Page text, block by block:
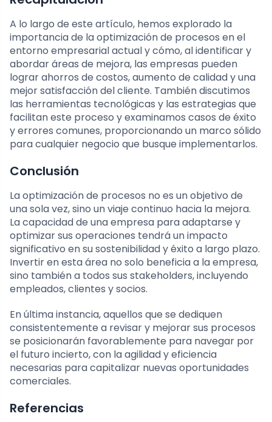
A lo largo de este artículo, hemos explorado la
importancia de la optimización de procesos en el
entorno empresarial actual y cómo, al identificar y
abordar áreas de mejora, las empresas pueden
lograr ahorros de costos, aumento de calidad y una
mejor satisfacción del cliente. También discutimos
las herramientas tecnológicas y las estrategias que
facilitan este proceso y examinamos casos de éxito
y errores comunes, proporcionando un marco sólido
para cualquier negocio que busque implementarlos.
Conclusión
La optimización de procesos no es un objetivo de
una sola vez, sino un viaje continuo hacia la mejora.
La capacidad de una empresa para adaptarse y
optimizar sus operaciones tendrá un impacto
significativo en su sostenibilidad y éxito a largo plazo.
Invertir en esta área no solo beneficia a la empresa,
sino también a todos sus stakeholders, incluyendo
empleados, clientes y socios.
En última instancia, aquellos que se dediquen
consistentemente a revisar y mejorar sus procesos
se posicionarán favorablemente para navegar por
el futuro incierto, con la agilidad y eficiencia
necesarias para capitalizar nuevas oportunidades
comerciales.
Referencias